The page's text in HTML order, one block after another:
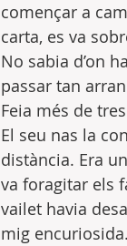
començar a
carta, es va
No sabia d’on
passar tan
Feia més de
El seu nas la
distància. Era
va foragitar els
vailet havia
mig